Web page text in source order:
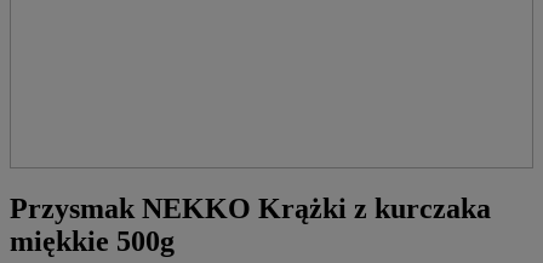
Przysmak NEKKO Krążki z kurczaka
miękkie 500g